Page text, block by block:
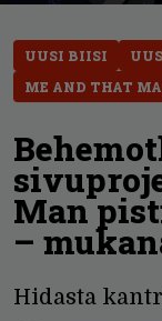
UUSI BIISI
ME AND THAT
Man
–
Hidasta